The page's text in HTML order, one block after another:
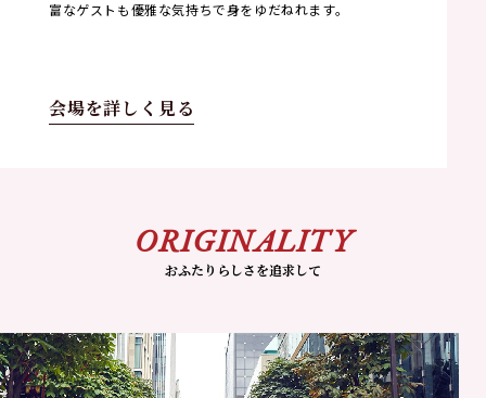
富なゲストも優雅な気持ちで身をゆだねれます。
会場を詳しく見る
ORIGINALITY
おふたりらしさを追求して